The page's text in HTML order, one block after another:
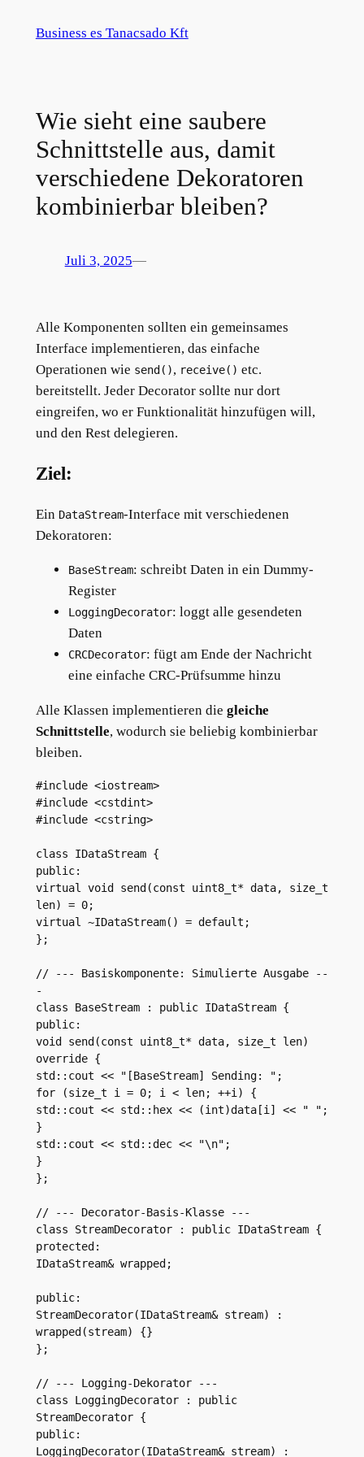
InhaltBusiness es Tanacsado Kft
Wie sieht eine saubere
Schnittstelle aus, damit
verschiedene Dekoratoren
kombinierbar bleiben?
Juli 3, 2025—
Alle Komponenten sollten ein gemeinsames
Interface implementieren, das einfache
Operationen wie send(), receive() etc.
bereitstellt. Jeder Decorator sollte nur dort
eingreifen, wo er Funktionalität hinzufügen will,
und den Rest delegieren.
Ziel:
Ein DataStream-Interface mit verschiedenen
Dekoratoren:
BaseStream: schreibt Daten in ein Dummy-
Register
LoggingDecorator: loggt alle gesendeten
Daten
CRCDecorator: fügt am Ende der Nachricht
eine einfache CRC-Prüfsumme hinzu
Alle Klassen implementieren die gleiche
Schnittstelle, wodurch sie beliebig kombinierbar
bleiben.
#include <iostream>
#include <cstdint>
#include <cstring>
class IDataStream {
public:
virtual void send(const uint8_t* data, size_t
len) = 0;
virtual ~IDataStream() = default;
};
// --- Basiskomponente: Simulierte Ausgabe --
-
class BaseStream : public IDataStream {
public:
void send(const uint8_t* data, size_t len)
override {
std::cout << "[BaseStream] Sending: ";
for (size_t i = 0; i < len; ++i) {
std::cout << std::hex << (int)data[i] << " ";
}
std::cout << std::dec << "\n";
}
};
// --- Decorator-Basis-Klasse ---
class StreamDecorator : public IDataStream {
protected:
IDataStream& wrapped;
public:
StreamDecorator(IDataStream& stream) :
wrapped(stream) {}
};
// --- Logging-Dekorator ---
class LoggingDecorator : public
StreamDecorator {
public:
LoggingDecorator(IDataStream& stream) :